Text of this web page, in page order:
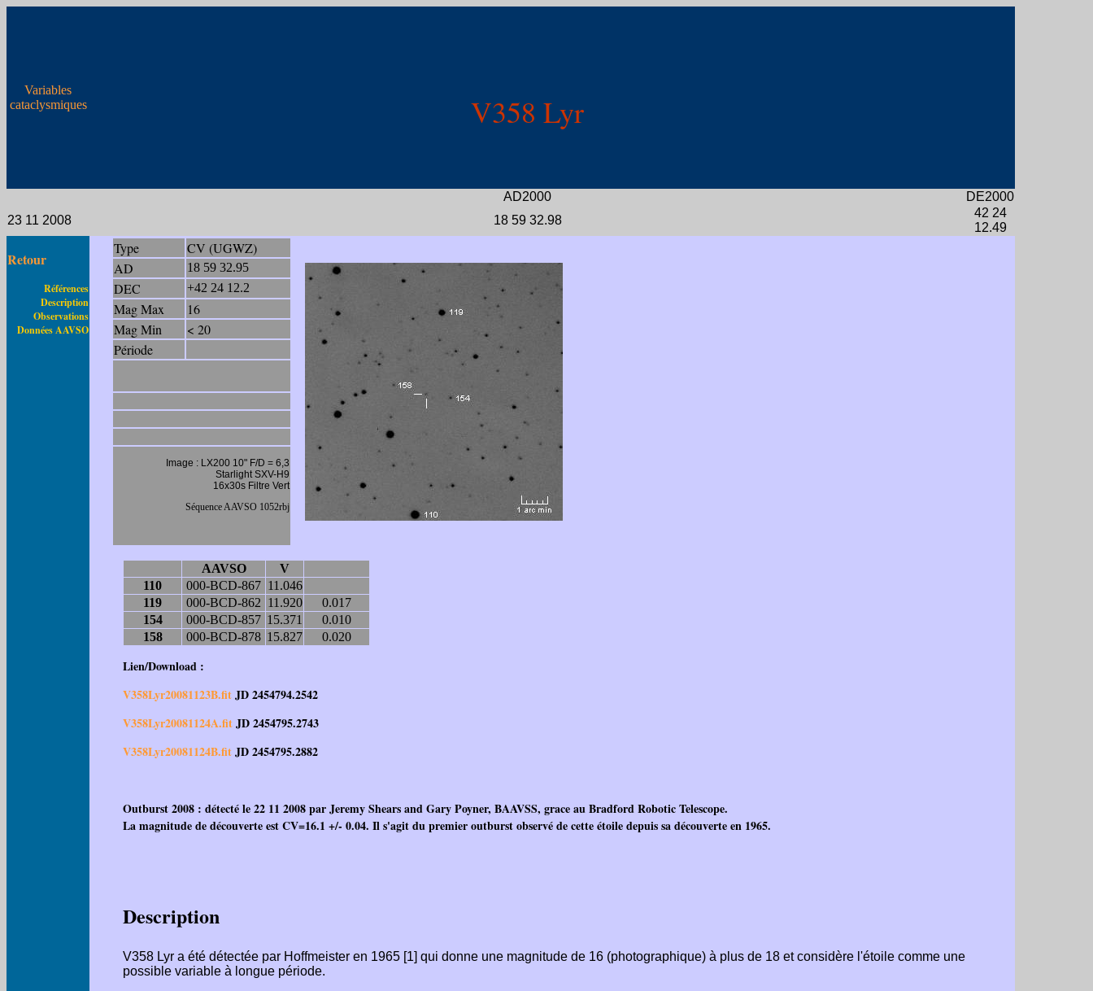
Variables
cataclysmiques
V358 Lyr
AD2000
DE2000
23 11 2008
18 59 32.98
42 24
12.49
Retour
Références
Description
Observations
Données AAVSO
Type
CV (UGWZ)
AD
18 59 32.95
DEC +42 24 12.2
Mag Max
16
Mag Min
< 20
Période
Image : LX200 10" F/D = 6,3
Starlight SXV-H9
16x30s Filtre Vert
Séquence AAVSO 1052rbj
AAVSO
V
110
000-BCD-867 11.046
119
000-BCD-862 11.920
0.017
154
000-BCD-857 15.371
0.010
158
000-BCD-878 15.827 0.020
Lien/Download :
V358Lyr20081123B.fitJD2454794.2542
V358Lyr20081124A.fitJD2454795.2743
V358Lyr20081124B.fitJD2454795.2882
Outburst 2008 : détecté le 22 11 2008 par Jeremy Shears and Gary Poyner, BAAVSS, grace au Bradford Robotic Telescope.
La magnitude de découverte est CV=16.1 +/- 0.04. Il s'agit du premier outburst observé de cette étoile depuis sa découverte en 1965.
Description
V358 Lyr a été détectée par Hoffmeister en 1965 [1] qui donne une magnitude de 16 (photographique) à plus de 18 et considère l'étoile comme une
possible variable à longue période.